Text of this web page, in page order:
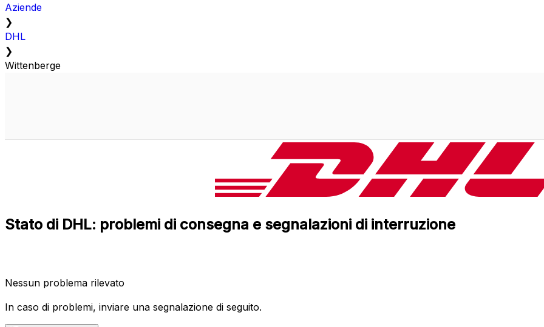
Aziende
❯
DHL
❯
Wittenberge
Stato di DHL: problemi di consegna e segnalazioni di interruzione
Nessun problema rilevato
In caso di problemi, inviare una segnalazione di seguito.